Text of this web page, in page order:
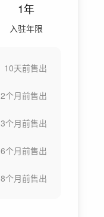
1年
入驻年限
10天前售出
2个月前售出
3个月前售出
6个月前售出
8个月前售出